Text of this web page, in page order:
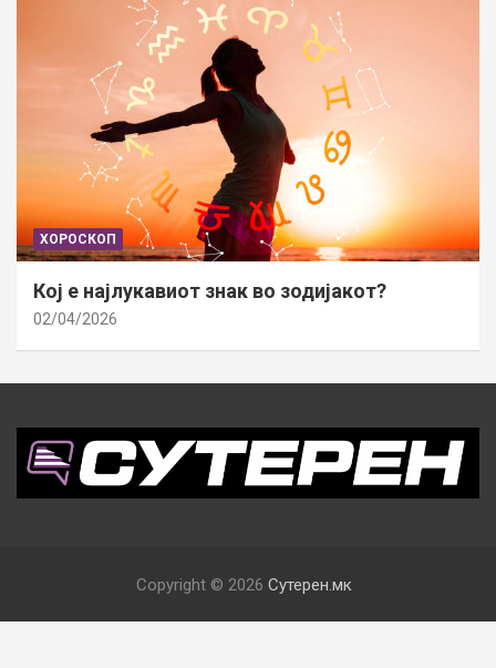
ХОРОСКОП
Кој е најлукавиот знак во зодијакот?
02/04/2026
Copyright © 2026 Сутерен.мк